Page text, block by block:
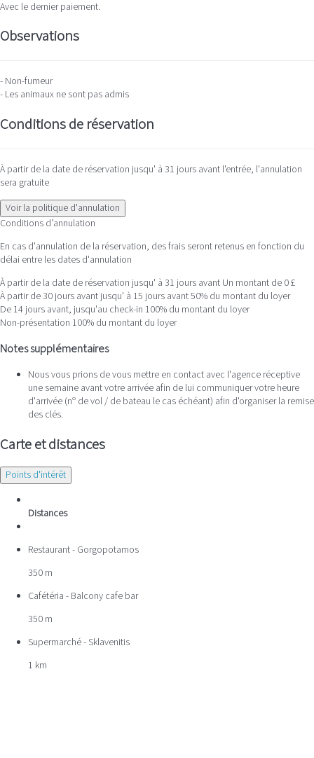
Avec le dernier paiement.
Observations
- Non-fumeur
- Les animaux ne sont pas admis
Conditions de réservation
À partir de la date de réservation jusqu' à 31 jours avant l'entrée, l'annulation
sera gratuite
Voir la politique d'annulation
Conditions d’annulation
En cas d'annulation de la réservation, des frais seront retenus en fonction du
délai entre les dates d'annulation
À partir de la date de réservation jusqu' à 31 jours avant Un montant de 0 £
À partir de 30 jours avant jusqu' à 15 jours avant50% du montant du loyer
De 14 jours avant, jusqu'au check-in 100% du montant du loyer
Non-présentation 100% du montant du loyer
Notes supplémentaires
Nous vous prions de vous mettre en contact avec l'agence réceptive
une semaine avant votre arrivée afin de lui communiquer votre heure
d'arrivée (nº de vol / de bateau le cas échéant) afin d'organiser la remise
des clés.
Carte et distances
Points d'intérêt
Distances
Restaurant - Gorgopotamos
350 m
Cafétéria - Balcony cafe bar
350 m
Supermarché - Sklavenitis
1 km